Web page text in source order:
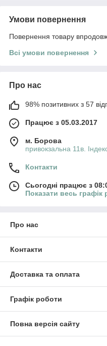
Умови повернення
Повернення товару
Всі умови повернення
Про нас
98% позитивних з 57
Працює з 05.03.2017
м. Борова
привокзальна 11в.
Контакти
Сьогодні працює з
Показати весь графік
Про нас
Контакти
Доставка та оплата
Графік роботи
Повна версія сайту